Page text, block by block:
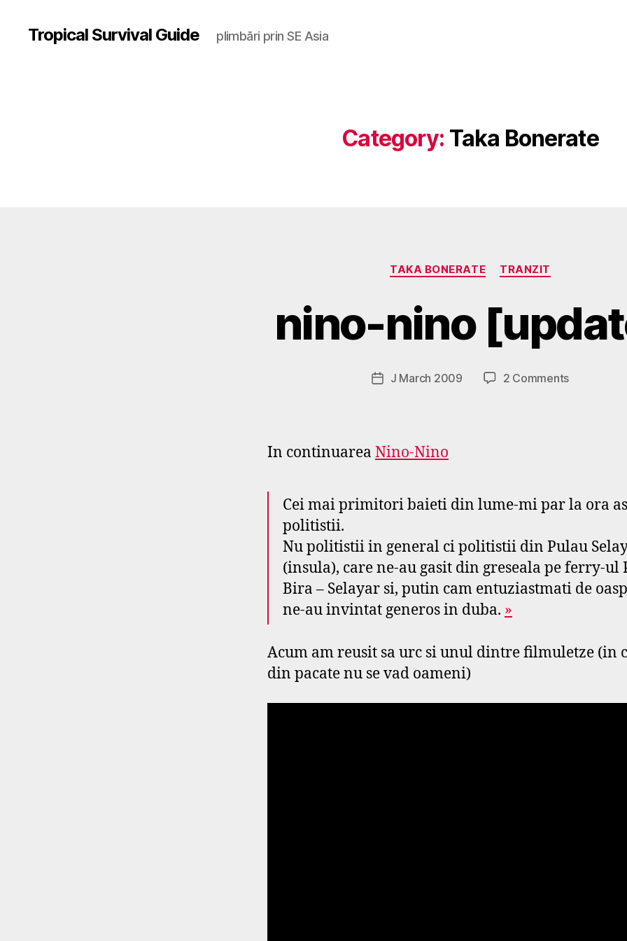
Tropical Survival Guide plimbări prin SE Asia
Category: Taka Bonerate
Categories
TAKA BONERATE TRANZIT
nino-nino
Post
author
B
o
s
d
PostJ March 2009 2 Commentson
In continuarea Nino-Nino
Cei mai primitori baieti din lume-mi par la ora
politistii.
Nu politistii in general ci politistii din Pulau
(insula), care ne-au gasit din greseala pe ferry-ul
Bira – Selayar si, putin cam entuziastmati de
ne-au invintat generos in duba. »
Acum am reusit sa urc si unul dintre filmuletze (in
din pacate nu se vad oameni)